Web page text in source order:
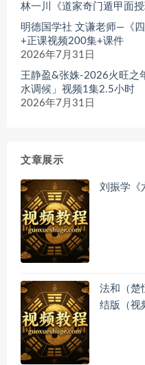
林一川《道家奇门遁甲面
明德国学社 文谦老师—《
+正课视频200集+课件
2026年7月31日
王静盈&张姝-2026火旺之
水调候」视频1集2.5小时
2026年7月31日
文章展示
刘振学《
法和（楚
结版（视